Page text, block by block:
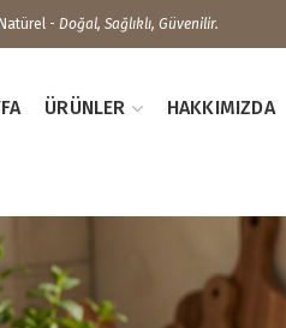
- Doğal, Sağlıklı, Güvenilir.
ÜRÜNLER HAKKIMIZDA